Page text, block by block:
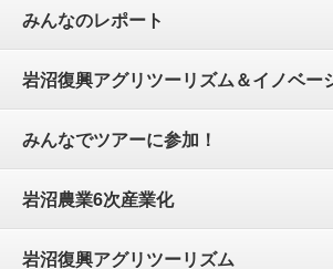
みんなのレポート
岩沼復興アグリツーリズム＆イノベー
みんなでツアーに参加！
岩沼農業6次産業化
岩沼復興アグリツーリズム